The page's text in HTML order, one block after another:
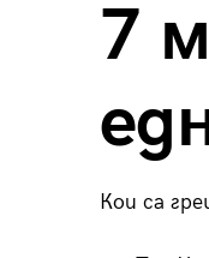
7
Кои са